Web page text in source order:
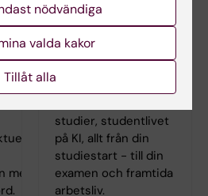
Student på KI
studier, studentlivet
på KI, allt från din
studiestart - till din
examen och framtida
arbetsliv.
nödvändiga
valda kakor
Tillåt alla